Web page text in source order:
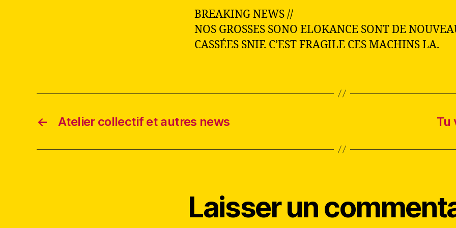
BREAKING NEWS //
NOS GROSSES SONO ELOKANCE SONT DE
CASSÉES SNIF. C’EST FRAGILE CES MACHINS LA.
← Atelier collectif et autres news Tu
Laisser un